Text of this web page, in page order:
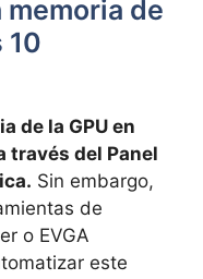
memoria de⁤
10
de la GPU ‍en⁢
través del Panel
Sin embargo,⁤
de
o EVGA
este